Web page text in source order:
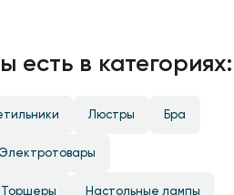
есть в категориях:
Люстры Бра
Электротовары
Торшеры Настольные лампы